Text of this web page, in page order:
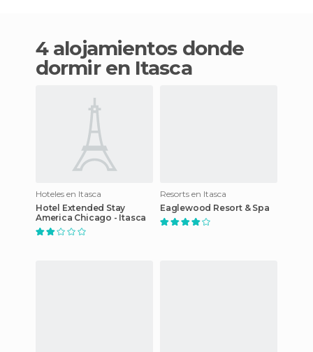
4 alojamientos donde
dormir en Itasca
Hoteles en Itasca
Hotel Extended Stay
America Chicago - Itasca
Resorts en Itasca
Eaglewood Resort & Spa